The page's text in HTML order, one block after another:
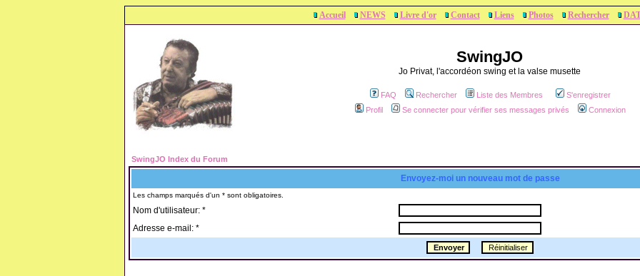
Accueil NEWS Livre d'or Contact Liens Photos Rechercher
SwingJO
Jo Privat, l'accordéon swing et la valse musette
FAQ Rechercher Liste des Membres
S'enregistrer
Profil
Se connecter pour vérifier ses messages privés Connexion
SwingJO Index du Forum
Envoyez-moi un nouveau mot de passe
Les champs marqués d'un * sont obligatoires.
Nom d'utilisateur: *
Adresse e-mail: *